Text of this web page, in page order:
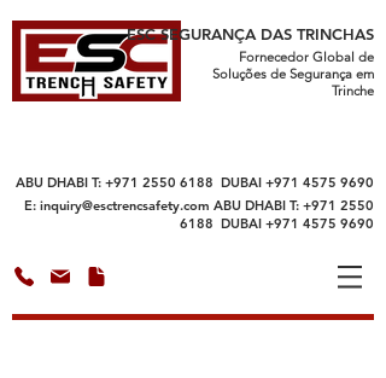
ESC SEGURANÇA DAS TRINCHAS
Fornecedor Global de
Soluções de Segurança em
Trinche
ABU DHABI T: +971 2550 6188 DUBAI +971 4575 9690
E: inquiry@esctrencsafety.com ABU DHABI T: +971 2550
6188 DUBAI +971 4575 9690